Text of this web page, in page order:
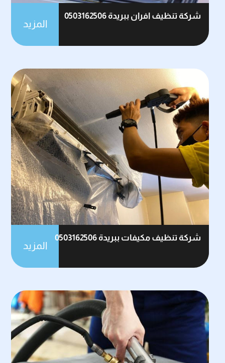
شركة تنظيف افران ببريدة 0503162506
المزيد
شركة تنظيف مكيفات ببريدة 0503162506
المزيد